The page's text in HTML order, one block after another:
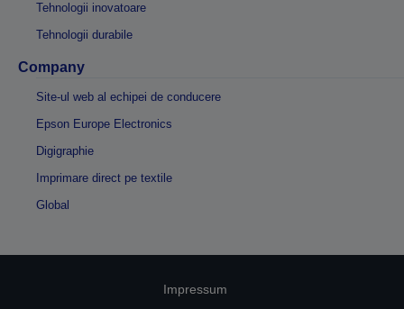
Tehnologii inovatoare
Tehnologii durabile
Company
Site-ul web al echipei de conducere
Epson Europe Electronics
Digigraphie
Imprimare direct pe textile
Global
Impressum